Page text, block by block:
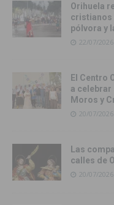
Orihuela
cristianos
pólvora y
22/07/2026
El Centro
a celebrar
Moros y
20/07/2026
Las
calles de
20/07/2026